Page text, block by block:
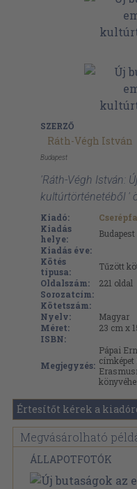
SZERZŐ
Ráth-Végh István
Budapest
'Ráth-Végh István:
kultúrtörténetéből '
Kiadó:
Kiadás
helye:
Budapest
Kiadás éve:
Kötés
típusa:
Tűzött
Oldalszám:
221 oldal
Sorozatcím:
Kötetszám:
Nyelv:
Magyar
Méret:
23 cm x
ISBN:
Megjegyzés:
Pápai
Értesítőt kérek a
Megvásárolható
ÁLLAPOTFOTÓK